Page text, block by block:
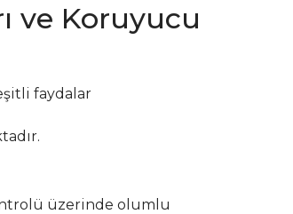
ve Koruyucu
faydalar
üzerinde olumlu